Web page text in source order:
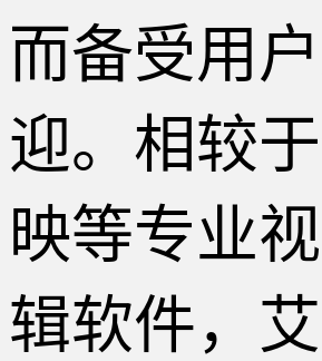
而备受用
迎。相较
映等专业
辑软件，